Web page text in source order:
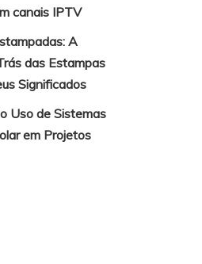
canais IPTV
A
das Estampas
Significados
Uso de Sistemas
em Projetos